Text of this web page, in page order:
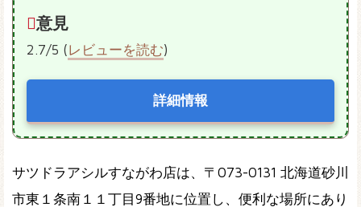
意見
2.7/5 (レビューを読む)
詳細情報
サツドラアシルすながわ店は、〒073-0131 北海道砂川
市東１条南１１丁目9番地に位置し、便利な場所にあり